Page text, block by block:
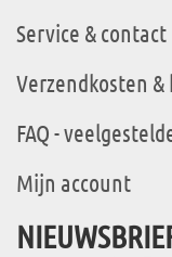
Service & contact
Verzendkosten
FAQ -
Mijn account